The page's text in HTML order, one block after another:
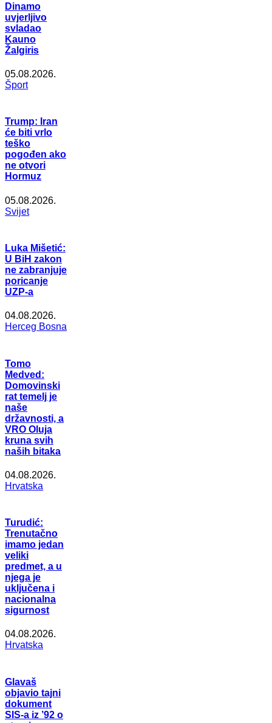
Dinamo
uvjerljivo
svladao
Kauno
Žalgiris
05.08.2026.
Šport
Trump: Iran
će biti vrlo
teško
pogođen ako
ne otvori
Hormuz
05.08.2026.
Svijet
Luka Mišetić:
U BiH zakon
ne zabranjuje
poricanje
UZP-a
04.08.2026.
Herceg Bosna
Tomo
Medved:
Domovinski
rat temelj je
naše
državnosti, a
VRO Oluja
kruna svih
naših bitaka
04.08.2026.
Hrvatska
Turudić:
Trenutačno
imamo jedan
veliki
predmet, a u
njega je
uključena i
nacionalna
sigurnost
04.08.2026.
Hrvatska
Glavaš
objavio tajni
dokument
SIS-a iz ’92 o